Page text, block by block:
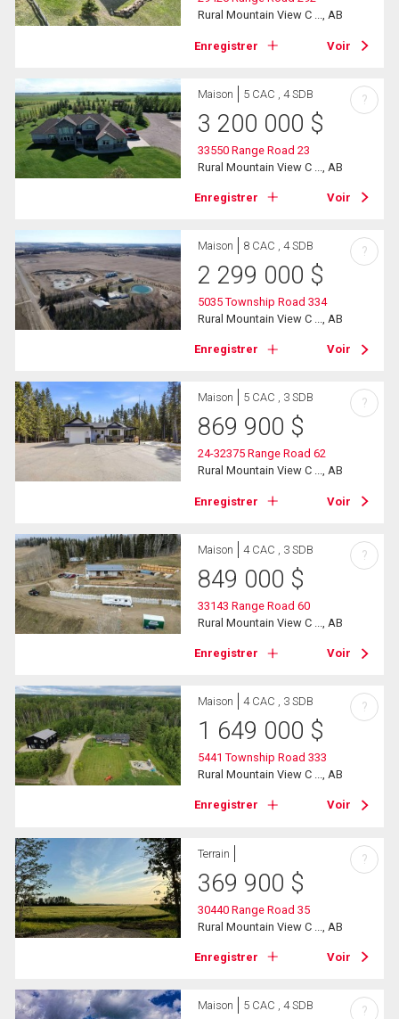
Rural Mountain View C ..., AB
Enregistrer Voir
Maison 5 CAC , 4 SDB
3 200 000 $
33550 Range Road 23
Rural Mountain View C ..., AB
Enregistrer Voir
?
Maison 8 CAC , 4 SDB
2 299 000 $
5035 Township Road 334
Rural Mountain View C ..., AB
Enregistrer Voir
?
Maison 5 CAC , 3 SDB
869 900 $
24-32375 Range Road 62
Rural Mountain View C ..., AB
Enregistrer Voir
?
Maison 4 CAC , 3 SDB
849 000 $
33143 Range Road 60
Rural Mountain View C ..., AB
Enregistrer Voir
?
Maison 4 CAC , 3 SDB
1 649 000 $
5441 Township Road 333
Rural Mountain View C ..., AB
Enregistrer Voir
?
Terrain
369 900 $
30440 Range Road 35
Rural Mountain View C ..., AB
Enregistrer Voir
?
Maison 5 CAC , 4 SDB ?